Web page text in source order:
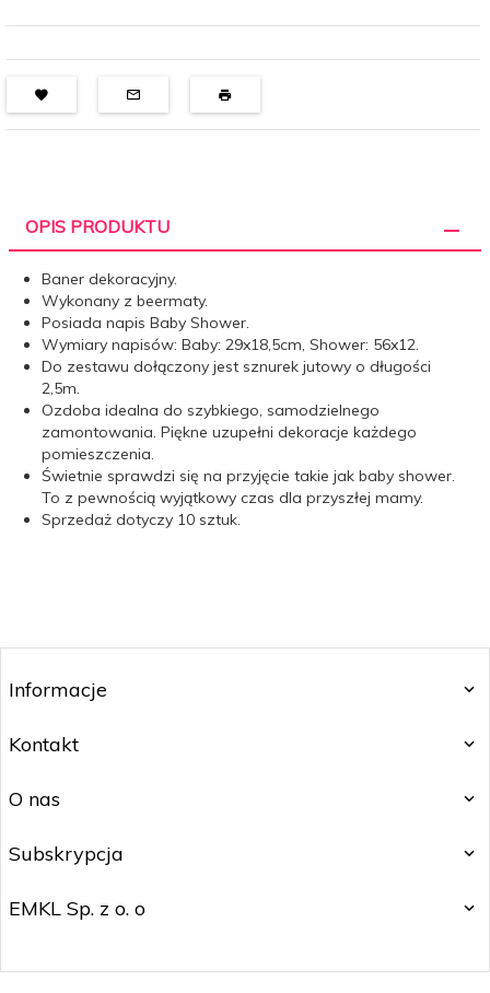
OPIS PRODUKTU
Baner dekoracyjny.
Wykonany z beermaty.
Posiada napis Baby Shower.
Wymiary napisów: Baby: 29x18,5cm, Shower: 56x12.
Do zestawu dołączony jest sznurek jutowy o długości
2,5m.
Ozdoba idealna do szybkiego, samodzielnego
zamontowania. Piękne uzupełni dekoracje każdego
pomieszczenia.
Świetnie sprawdzi się na przyjęcie takie jak baby shower.
To z pewnością wyjątkowy czas dla przyszłej mamy.
Sprzedaż dotyczy 10 sztuk.
Informacje
Kontakt
O nas
Subskrypcja
EMKL Sp. z o. o